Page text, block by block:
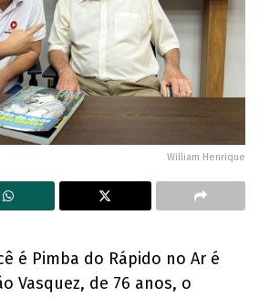
William Henrique
é Pimba do Rápido no Ar é
Vasquez, de 76 anos, o